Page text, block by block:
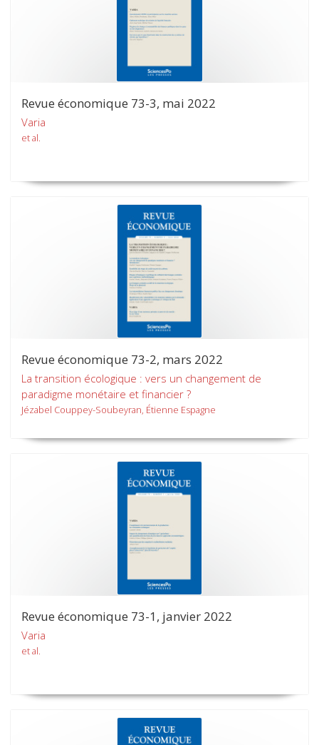
Revue économique 73-3, mai 2022
Varia
et al.
Revue économique 73-2, mars 2022
La transition écologique : vers un changement de
paradigme monétaire et financier ?
Jézabel Couppey-Soubeyran, Étienne Espagne
Revue économique 73-1, janvier 2022
Varia
et al.